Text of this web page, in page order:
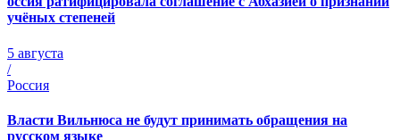
учёных степеней
5 августа
/
Россия
Власти Вильнюса не будут принимать обращения на
русском языке